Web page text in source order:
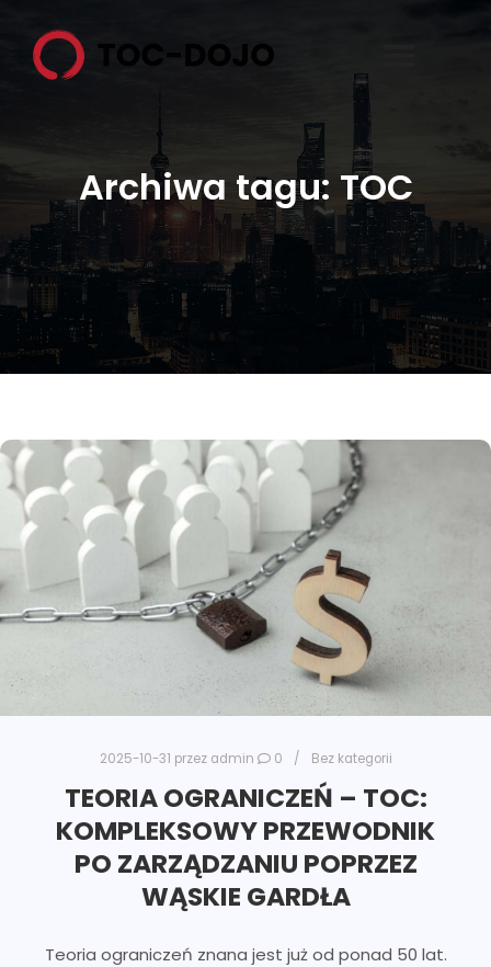
Archiwa tagu: TOC
2025-10-31 przez admin 0 Bez kategorii
TEORIA OGRANICZEŃ – TOC:
KOMPLEKSOWY PRZEWODNIK
PO ZARZĄDZANIU POPRZEZ
WĄSKIE GARDŁA
Teoria ograniczeń znana jest już od ponad 50 lat.